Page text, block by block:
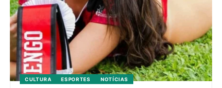
CULTURA ESPORTES NOTÍCIAS